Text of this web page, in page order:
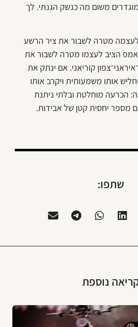
משום מה כנשק הגנתי. לך
מטרה לשבור את ציר הרשע
הציב לעצמו מטרה לשבור את
קוריאני. אם ינתק את
אותו משמעותית ויקרב אותו
הכרעה מוחלטת ובלתי ניתנת
מספר יחסית קטן של אבידות.
שתפו:
נוספת